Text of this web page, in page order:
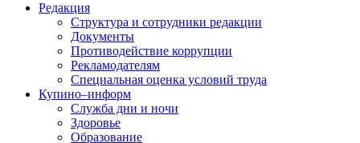
Редакция
Структура и сотрудники редакции
Документы
Противодействие коррупции
Рекламодателям
Специальная оценка условий труда
Купино–информ
Служба дни и ночи
Здоровье
Образование